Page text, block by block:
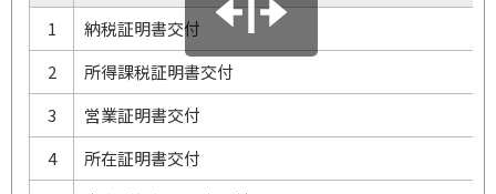
1
納税証明書交付
2
所得課税証明書交付
3
営業証明書交付
4
所在証明書交付